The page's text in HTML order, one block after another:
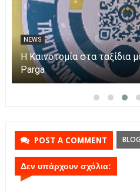
NEWS
Η Καινοτομία στα ταξίδια
Parga
POST A COMMENT
Δεν υπάρχουν σχόλια: